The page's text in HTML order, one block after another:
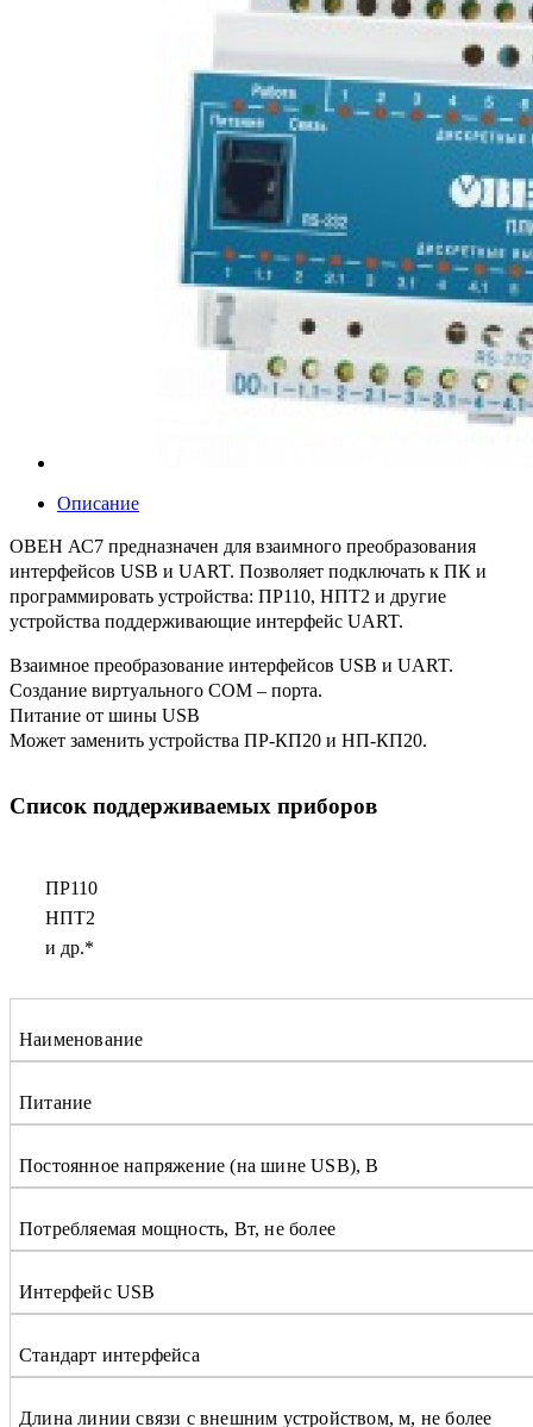
Описание
ОВЕН АС7 предназначен для взаимного преобразования
интерфейсов USB и UART. Позволяет подключать к ПК и
программировать устройства: ПР110, НПТ2 и другие
устройства поддерживающие интерфейс UART.
Взаимное преобразование интерфейсов USB и UART.
Создание виртуального COM – порта.
Питание от шины USB
Может заменить устройства ПР-КП20 и НП-КП20.
Список поддерживаемых приборов
ПР110
НПТ2
и др.*
Наименование
Питание
Постоянное напряжение (на шине USB), В
Потребляемая мощность, Вт, не более
Интерфейс USB
Стандарт интерфейса
Длина линии связи с внешним устройством, м, не более